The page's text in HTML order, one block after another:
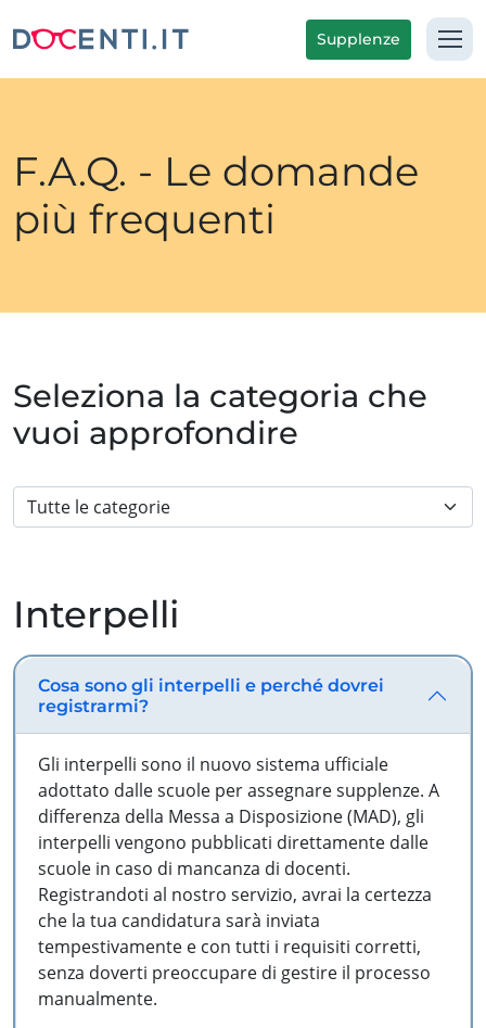
Supplenze
F.A.Q. - Le domande
più frequenti
Seleziona la categoria che
vuoi approfondire
Interpelli
Cosa sono gli interpelli e perché dovrei
registrarmi?
Gli interpelli sono il nuovo sistema ufficiale
adottato dalle scuole per assegnare supplenze. A
differenza della Messa a Disposizione (MAD), gli
interpelli vengono pubblicati direttamente dalle
scuole in caso di mancanza di docenti.
Registrandoti al nostro servizio, avrai la certezza
che la tua candidatura sarà inviata
tempestivamente e con tutti i requisiti corretti,
senza doverti preoccupare di gestire il processo
manualmente.